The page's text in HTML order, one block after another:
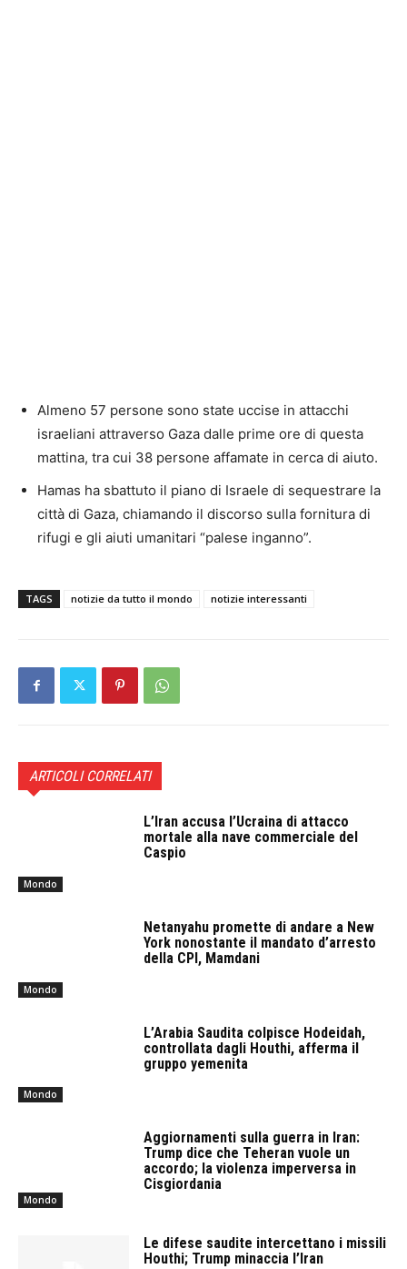
Almeno 57 persone sono state uccise in attacchi
israeliani attraverso Gaza dalle prime ore di questa
mattina, tra cui 38 persone affamate in cerca di aiuto.
Hamas ha sbattuto il piano di Israele di sequestrare la
città di Gaza, chiamando il discorso sulla fornitura di
rifugi e gli aiuti umanitari “palese inganno”.
TAGS notizie da tutto il mondo notizie interessanti
ARTICOLI CORRELATI
Mondo
L’Iran accusa l’Ucraina di attacco
mortale alla nave commerciale del
Caspio
Mondo
Netanyahu promette di andare a New
York nonostante il mandato d’arresto
della CPI, Mamdani
Mondo
L’Arabia Saudita colpisce Hodeidah,
controllata dagli Houthi, afferma il
gruppo yemenita
Mondo
Aggiornamenti sulla guerra in Iran:
Trump dice che Teheran vuole un
accordo; la violenza imperversa in
Cisgiordania
Le difese saudite intercettano i missili
Houthi; Trump minaccia l’Iran